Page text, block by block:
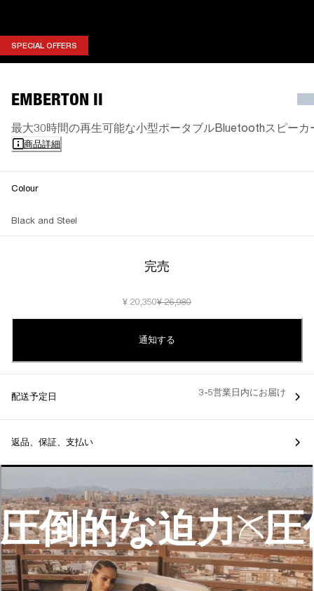
SPECIAL OFFERS
EMBERTON II
最大30時間の再生可能な小型ポータブルBluetoothスピーカ
商品詳細
Colour
Black and Steel
完売
¥ 20,350¥ 26,980
通知する
配送予定日 3-5営業日内にお届け
返品、保証、支払い
圧倒的な迫力 圧